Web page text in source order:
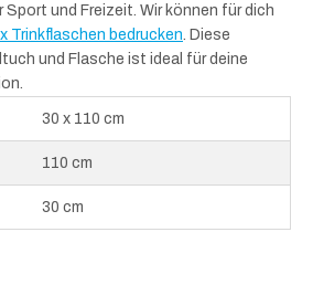
und Freizeit. Wir können für dich
Trinkflaschen bedrucken . Diese
und Flasche ist ideal für deine
30 x 110 cm
110 cm
30 cm